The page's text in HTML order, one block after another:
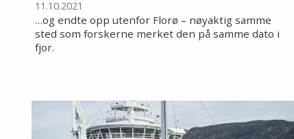
11.10.2021
…og endte opp utenfor Florø – nøyaktig samme
sted som forskerne merket den på samme dato i
fjor.